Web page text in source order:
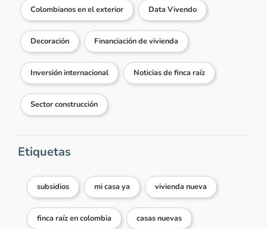
Colombianos en el exterior Data Vivendo
Decoración Financiación de vivienda
Inversión internacional Noticias de finca raíz
Sector construcción
Etiquetas
subsidios mi casa ya vivienda nueva
finca raíz en colombia casas nuevas